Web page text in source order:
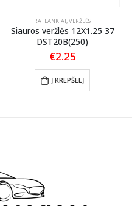
RATLANKIAI,VERŽLĖS
Siauros veržlės 12X1.25 37
DST20B(250)
€2.25
Į KREPŠELĮ